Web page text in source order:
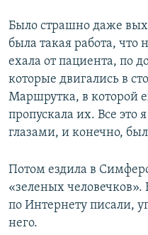
Было страшно даже
была такая работа, что
ехала от пациента, по
которые двигались в
Маршрутка, в которой
пропускала их. Все это
глазами, и конечно,
Потом ездила в
«зеленых
по Интернету писали,
него.